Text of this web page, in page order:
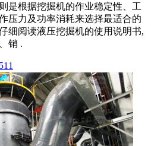
是根据挖掘机的作业稳定性、工
压力及功率消耗来选择最适合的
细阅读液压挖掘机的使用说明书,
销 .